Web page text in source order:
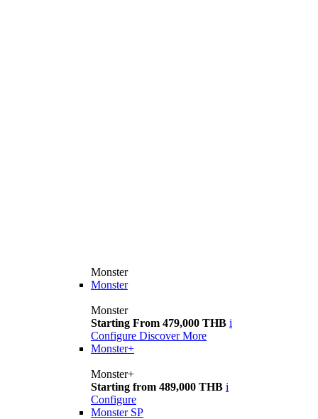
Monster
Monster
Monster
Starting From 479,000 THB i
Configure Discover More
Monster+
Monster+
Starting from 489,000 THB i
Configure
Monster SP